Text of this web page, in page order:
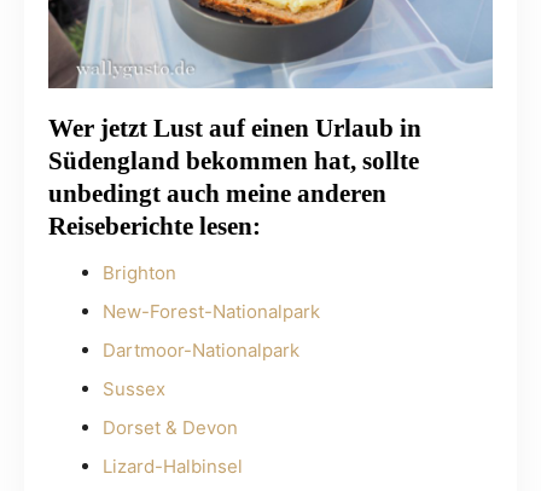
Wer jetzt Lust auf einen Urlaub in
Südengland bekommen hat, sollte
unbedingt auch meine anderen
Reiseberichte lesen:
Brighton
New-Forest-Nationalpark
Dartmoor-Nationalpark
Sussex
Dorset & Devon
Lizard-Halbinsel